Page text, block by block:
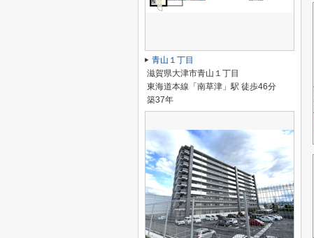
青山１丁目
滋賀県大津市青山１丁目
東海道本線「南草津」駅 徒歩46分
築37年